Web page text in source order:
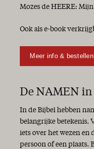
Mozes de HEERE:
Ook als e-book
Meer info &
De NAMEN
In de Bijbel hebben
belangrijke betekenis.
iets over het wezen en
persoon of een plaats.